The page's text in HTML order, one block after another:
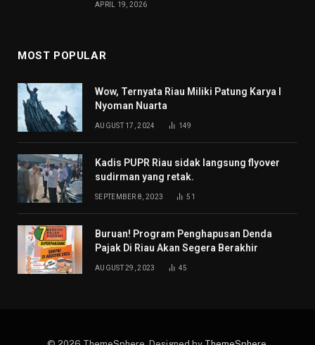
APRIL 19, 2026
MOST POPULAR
Wow, Ternyata Riau Miliki Patung Karya I
Nyoman Nuarta
AUGUST 17, 2024 149
Kadis PUPR Riau sidak langsung flyover
sudirman yang retak.
SEPTEMBER 8, 2023 51
Buruan! Program Penghapusan Denda
Pajak Di Riau Akan Segera Berakhir
AUGUST 29, 2023 45